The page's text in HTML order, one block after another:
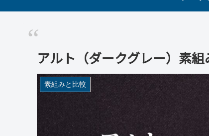
アルト（ダークグレー）素
素組みと比較